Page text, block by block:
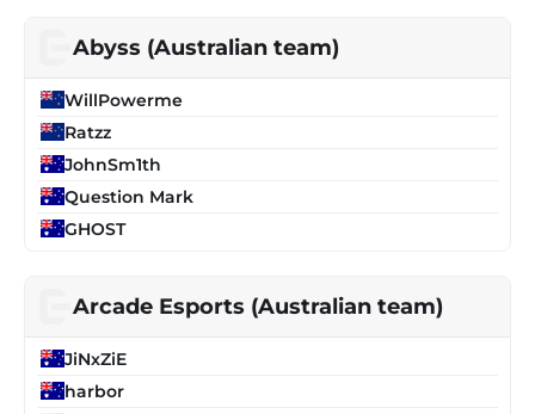
Abyss (Australian team)
WillPowerme
Ratzz
JohnSm1th
Question Mark
GHOST
Arcade Esports (Australian team)
JiNxZiE
harbor